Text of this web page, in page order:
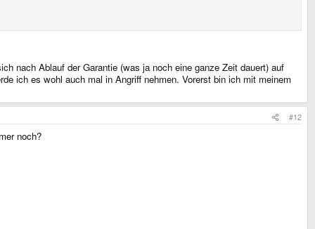
nach Ablauf der Garantie (was ja noch eine ganze Zeit dauert) auf
ich es wohl auch mal in Angriff nehmen. Vorerst bin ich mit meinem
#12
noch?